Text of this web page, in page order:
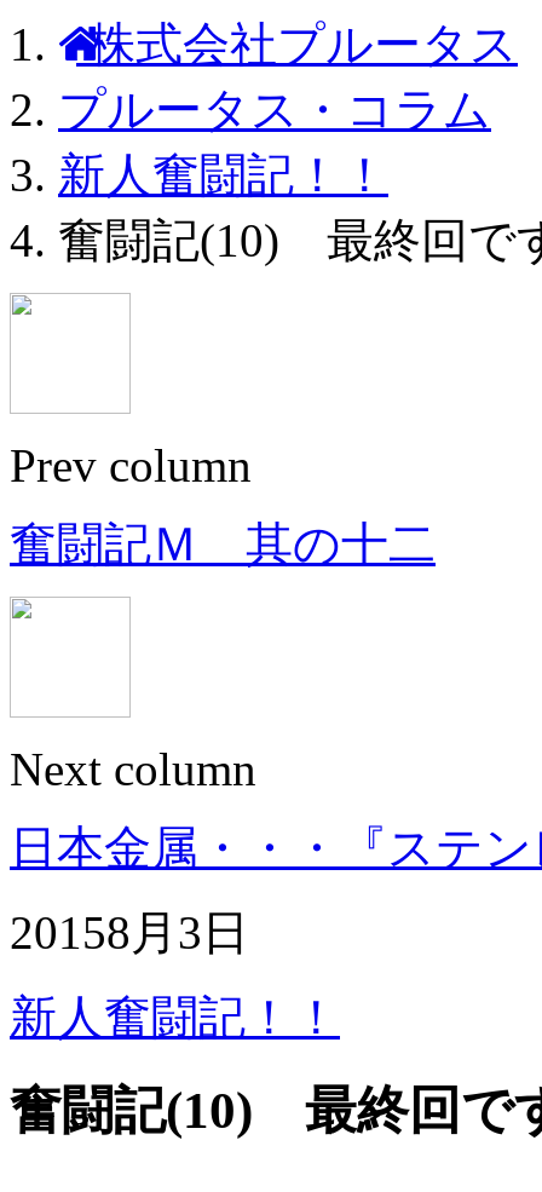
株式会社プルータス
プルータス・コラム
新人奮闘記！！
奮闘記(10) 最終回で
Prev column
奮闘記Ｍ 其の十二
Next column
日本金属・・・『ステ
20158月 3日
新人奮闘記！！
奮闘記(10) 最終回で